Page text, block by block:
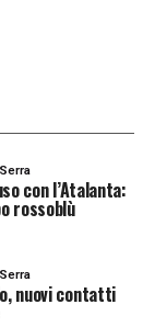
con l’Atalanta:
rossoblù
nuovi contatti